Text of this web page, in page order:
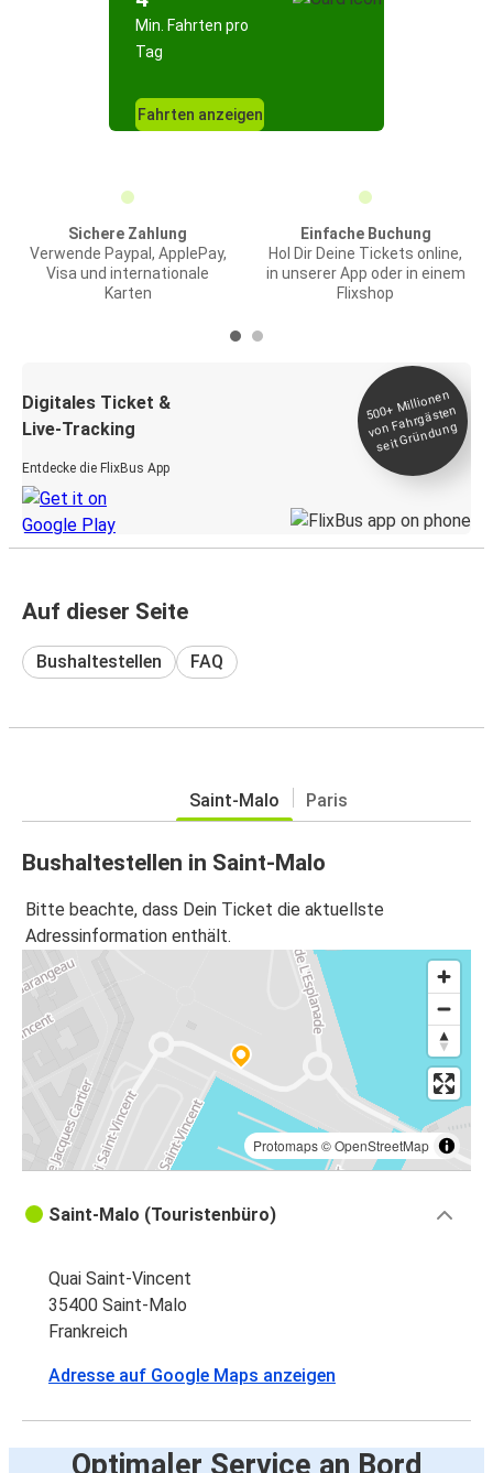
Min. Fahrten pro
Tag
Fahrten anzeigen
Sichere Zahlung
Verwende Paypal, ApplePay,
Visa und internationale
Karten
Einfache Buchung
Hol Dir Deine Tickets online,
in unserer App oder in einem
Flixshop
Digitales Ticket &
Live-Tracking
Entdecke die FlixBus App
500+
Millionen
von Fahrgästen
seit
Gründung
Auf dieser Seite
Bushaltestellen FAQ
Saint-Malo Paris
Bushaltestellen in Saint-Malo
Bitte beachte, dass Dein Ticket die aktuellste
Adressinformation enthält.
Protomaps©OpenStreetMap
Saint-Malo (Touristenbüro)
Quai Saint-Vincent
35400 Saint-Malo
Frankreich
Adresse auf Google Maps anzeigen
Optimaler Service an Bord